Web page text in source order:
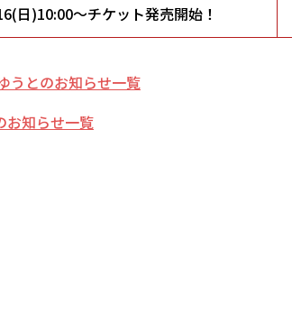
日)10:00～チケット発売開始！
うとのお知らせ一覧
お知らせ一覧